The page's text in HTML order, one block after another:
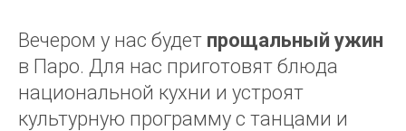
Вечером у нас будет прощальный ужин
в Паро. Для нас приготовят блюда
национальной кухни и устроят
культурную программу с танцами и